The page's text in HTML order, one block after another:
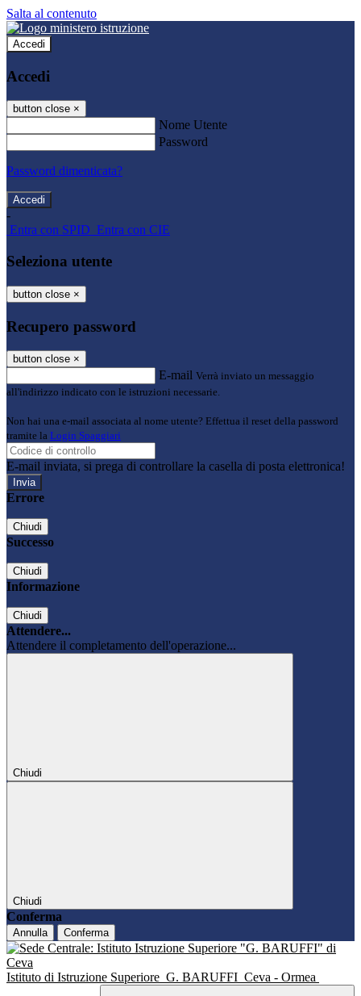
Salta al contenuto
Accedi
Accedi
button close ×
Nome Utente
Password
Password dimenticata?
-
Entra con SPID Entra con CIE
Seleziona utente
button close ×
Recupero password
button close ×
E-mail Verrà inviato un messaggio
all'indirizzo indicato con le istruzioni necessarie.
Non hai una e-mail associata al nome utente? Effettua il reset della password
tramite la Login Spaggiari
E-mail inviata, si prega di controllare la casella di posta elettronica!
Errore
Chiudi
Successo
Chiudi
Informazione
Chiudi
Attendere...
Attendere il completamento dell'operazione...
Chiudi
Chiudi
Conferma
Annulla Conferma
Istituto di Istruzione Superiore G. BARUFFI Ceva - Ormea